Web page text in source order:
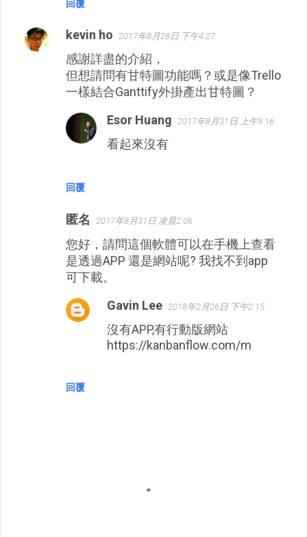
回覆
kevin ho 2017年8月28日 下午4:27
感謝詳盡的介紹，
但想請問有甘特圖功能嗎？或是像Trello
一樣結合Ganttify外掛產出甘特圖？
回覆
Esor Huang 2017年8月31日 上午9:16
看起來沒有
匿名 2017年8月31日 凌晨2:06
您好，請問這個軟體可以在手機上查看
是透過APP 還是網站呢? 我找不到app
可下載。
回覆
Gavin Lee 2018年2月26日 下午2:15
沒有APP,有行動版網站
https://kanbanflow.com/m